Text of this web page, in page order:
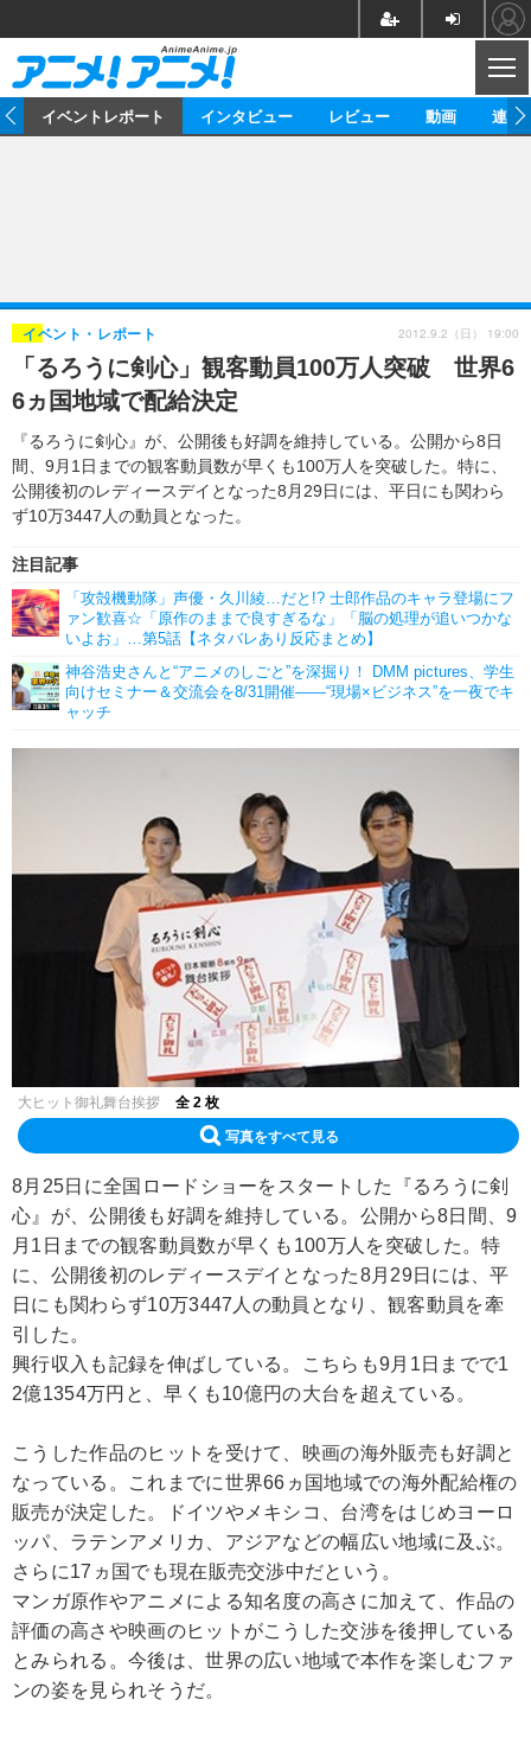
ゲーム グッズ
イベント
海外イベント ビジネス
俳優・タレント アーティスト
ビジネス
アニメ 実写
書評
ゲーム 座談会
動画
アニメ！アニメ！TV ABEMA Cafe
イベントレポート インタビュー レビュー 動画 連載
「るろうに剣心」観客動員100万人突破 世界6
6ヵ国地域で配給決定
『るろうに剣心』が、公開後も好調を維持している。公開から8日
間、9月1日までの観客動員数が早くも100万人を突破した。特に、
公開後初のレディースデイとなった8月29日には、平日にも関わら
ず10万3447人の動員となった。
イベント・レポート
注目記事
「攻殻機動隊」声優・久川綾…だと!? 士郎作品のキャラ登場にフ
ァン歓喜☆「原作のままで良すぎるな」「脳の処理が追いつかな
いよお」…第5話【ネタバレあり反応まとめ】
神谷浩史さんと“アニメのしごと”を深掘り！ DMM pictures、学生
向けセミナー＆交流会を8/31開催――“現場×ビジネス”を一夜でキ
ャッチ
2012.9.2（日） 19:00
大ヒット御礼舞台挨拶 全 2 枚
写真をすべて見る
8月25日に全国ロードショーをスタートした『るろうに剣
心』が、公開後も好調を維持している。公開から8日間、9
月1日までの観客動員数が早くも100万人を突破した。特
に、公開後初のレディースデイとなった8月29日には、平
日にも関わらず10万3447人の動員となり、観客動員を牽
引した。
興行収入も記録を伸ばしている。こちらも9月1日までで1
2億1354万円と、早くも10億円の大台を超えている。
こうした作品のヒットを受けて、映画の海外販売も好調と
なっている。これまでに世界66ヵ国地域での海外配給権の
販売が決定した。ドイツやメキシコ、台湾をはじめヨーロ
ッパ、ラテンアメリカ、アジアなどの幅広い地域に及ぶ。
さらに17ヵ国でも現在販売交渉中だという。
マンガ原作やアニメによる知名度の高さに加えて、作品の
評価の高さや映画のヒットがこうした交渉を後押している
とみられる。今後は、世界の広い地域で本作を楽しむファ
ンの姿を見られそうだ。